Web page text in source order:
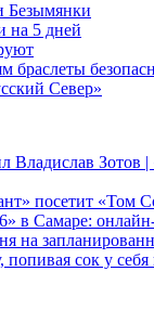
Безымянки
на 5 дней
браслеты
Север»
Владислав Зотов
посетит «Том
в Самаре:
на
сок у себя